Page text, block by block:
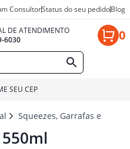
ConsultorStatus do seu pedidoBlog
DE ATENDIMENTO
6030
0
SEU CEP
Squeezes, Garrafas e